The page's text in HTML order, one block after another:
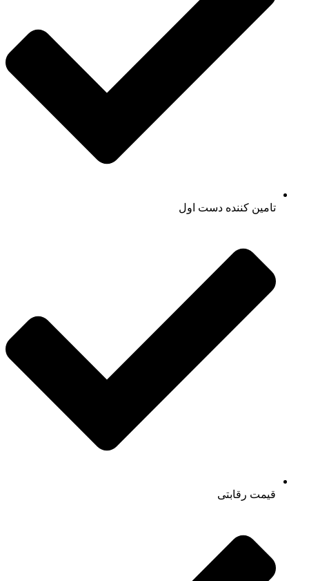
تامین کننده دست اول
قیمت رقابتی